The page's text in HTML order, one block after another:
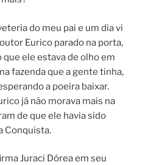
do meu pai e um dia vi
Eurico parado na porta,
ele estava de olho em
fazenda que a gente tinha,
a poeira baixar.
já não morava mais na
de que ele havia sido
Conquista.
Juraci Dórea em seu